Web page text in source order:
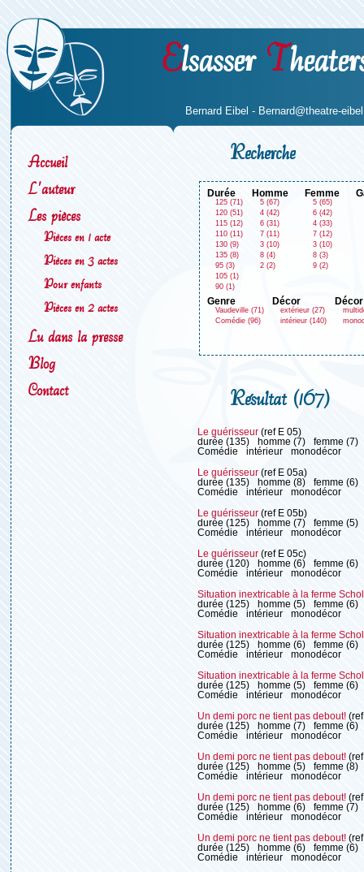
Elsasser T
Bernard Eibel - Bernard@theatre-
Accueil
L'auteur
Les pièces
Pièces en 1 acte
Pièces en 3 actes
Pour enfants
Pièces en 2 actes
Lu dans la presse
Blog
Contact
Recherche
durée
125 (71)
120 (51)
115 (12)
110 (11)
130 (9)
135 (8)
95 (3)
105 (1)
90 (1)
homme
5 (67)
4 (42)
6 (31)
7 (11)
3 (10)
8 (4)
2 (2)
femme
5 (65)
6 (42)
4 (33)
7 (12)
3 (10)
8 (3)
9 (2)
genre
Vaudeville (71)
Comédie (96)
décor
extérieur (27)
intérieur (140)
décor
Résultat (167)
Le guérisseur (ref E 05)
durée (135)
homme (7)
femme (7)
Comédie
intérieur monodécor
Le guérisseur (ref E 05a)
durée (135)
homme (8)
femme (6)
Comédie
intérieur monodécor
Le guérisseur (ref E 05b)
durée (125)
homme (7)
femme (5)
Comédie
intérieur monodécor
Le guérisseur (ref E 05c)
durée (120)
homme (6)
femme (6)
Comédie
intérieur monodécor
Situation inextricable à la ferme
durée (125)
homme (5)
femme (6)
Comédie
intérieur monodécor
Situation inextricable à la ferme
durée (125)
homme (6)
femme (6)
Comédie
intérieur monodécor
Situation inextricable à la ferme
durée (125)
homme (5)
femme (6)
Comédie
intérieur monodécor
Un demi porc ne tient pas debout!
durée (125)
homme (7)
femme (6)
Comédie
intérieur monodécor
Un demi porc ne tient pas debout!
durée (125)
homme (5)
femme (8)
Comédie
intérieur monodécor
Un demi porc ne tient pas debout!
durée (125)
homme (6)
femme (7)
Comédie
intérieur monodécor
Un demi porc ne tient pas debout!
durée (125)
homme (6)
femme (6)
Comédie
intérieur monodécor